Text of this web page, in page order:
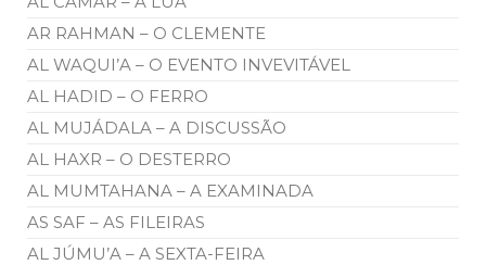
AR RAHMAN – O CLEMENTE
AL WAQUI’A – O EVENTO INVEVITÁVEL
AL HADID – O FERRO
AL MUJÁDALA – A DISCUSSÃO
AL HAXR – O DESTERRO
AL MUMTAHANA – A EXAMINADA
AS SAF – AS FILEIRAS
AL JÚMU’A – A SEXTA-FEIRA